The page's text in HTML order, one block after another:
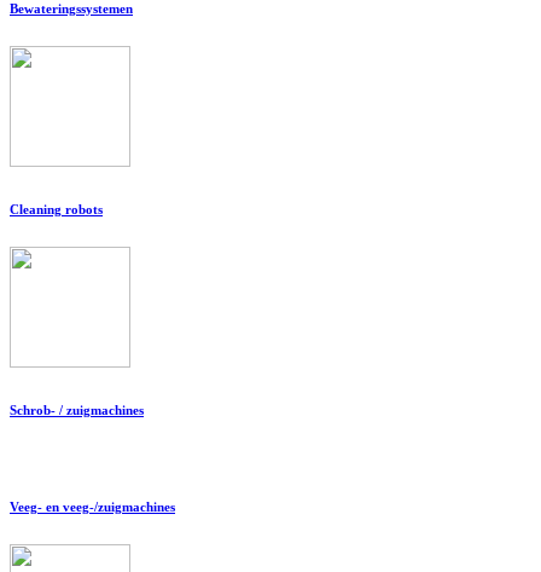
Bewateringssystemen
Cleaning robots
Schrob- / zuigmachines
Veeg- en veeg-/zuigmachines